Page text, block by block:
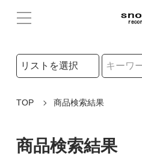
検索リストの選択
TOP 商品検索結果
商品検索結果